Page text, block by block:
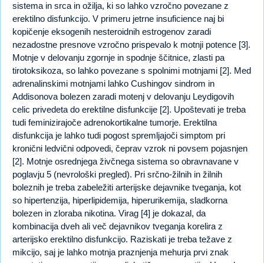
sistema in srca in ožilja, ki so lahko vzročno povezane z
erektilno disfunkcijo. V primeru jetrne insuficience naj bi
kopičenje eksogenih nesteroidnih estrogenov zaradi
nezadostne presnove vzročno prispevalo k motnji potence [3].
Motnje v delovanju zgornje in spodnje ščitnice, zlasti pa
tirotoksikoza, so lahko povezane s spolnimi motnjami [2]. Med
adrenalinskimi motnjami lahko Cushingov sindrom in
Addisonova bolezen zaradi motenj v delovanju Leydigovih
celic privedeta do erektilne disfunkcije [2]. Upoštevati je treba
tudi feminizirajoče adrenokortikalne tumorje. Erektilna
disfunkcija je lahko tudi pogost spremljajoči simptom pri
kronični ledvični odpovedi, čeprav vzrok ni povsem pojasnjen
[2]. Motnje osrednjega živčnega sistema so obravnavane v
poglavju 5 (nevrološki pregled). Pri srčno-žilnih in žilnih
boleznih je treba zabeležiti arterijske dejavnike tveganja, kot
so hipertenzija, hiperlipidemija, hiperurikemija, sladkorna
bolezen in zloraba nikotina. Virag [4] je dokazal, da
kombinacija dveh ali več dejavnikov tveganja korelira z
arterijsko erektilno disfunkcijo. Raziskati je treba težave z
mikcijo, saj je lahko motnja praznjenja mehurja prvi znak